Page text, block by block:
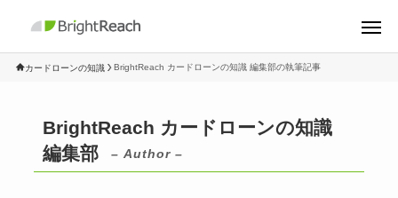
カードローンの知識 BrightReach カードローンの知識 編集部の執筆記事
BrightReach カードローンの知識
編集部
– Author –